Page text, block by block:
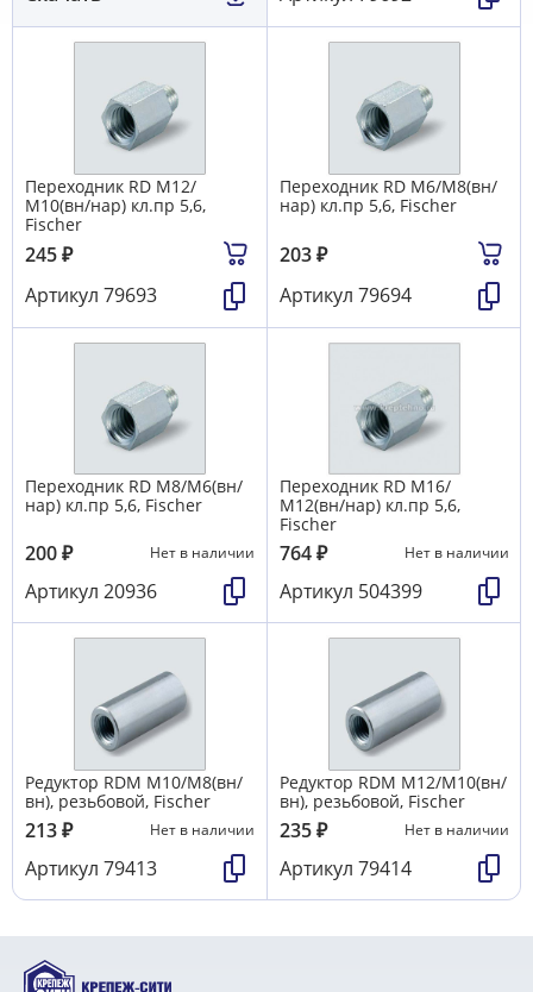
Переходник RD M12/
М10(вн/нар) кл.пр 5,6,
Fischer
245₽
Артикул 79693
Переходник RD M6/М8(вн/
нар) кл.пр 5,6, Fischer
203₽
Артикул 79694
Переходник RD M8/М6(вн/
нар) кл.пр 5,6, Fischer
200₽ Нет в наличии
Артикул 20936
Переходник RD М16/
М12(вн/нар) кл.пр 5,6,
Fischer
764₽ Нет в наличии
Артикул 504399
Редуктор RDМ M10/М8(вн/
вн), резьбовой, Fischer
213₽ Нет в наличии
Артикул 79413
Редуктор RDМ M12/М10(вн/
вн), резьбовой, Fischer
235₽ Нет в наличии
Артикул 79414